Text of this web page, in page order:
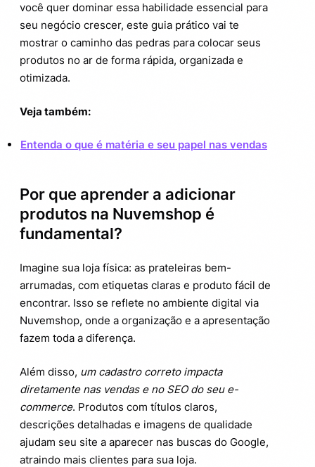
2.5. 5. Configure estoque, peso e dimensões
2.6. 6. Ative o produto
3.
Dicas avançadas para potencializar seu
estrategicamente
3.3. Adicione vídeos ou guias se possível
Nuvemshop
Erros comuns que você deve evitar ao
cadastrar produtos
você quer dominar essa habilidade essencial para
seu negócio crescer, este guia prático vai te
mostrar o caminho das pedras para colocar seus
produtos no ar de forma rápida, organizada e
otimizada.
Veja também:
Entenda o que é matéria e seu papel nas vendas
Por que aprender a adicionar
produtos na Nuvemshop é
fundamental?
Imagine sua loja física: as prateleiras bem-
arrumadas, com etiquetas claras e produto fácil de
encontrar. Isso se reflete no ambiente digital via
Nuvemshop, onde a organização e a apresentação
fazem toda a diferença.
Além disso, um cadastro correto impacta
diretamente nas vendas e no SEO do seu e-
commerce. Produtos com títulos claros,
descrições detalhadas e imagens de qualidade
ajudam seu site a aparecer nas buscas do Google,
atraindo mais clientes para sua loja.